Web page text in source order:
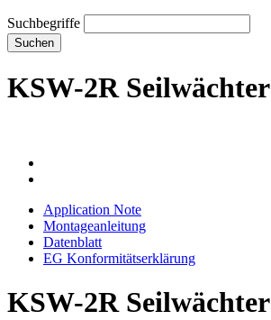
Suchbegriffe
Suchen
KSW-2R Seilwächter
Application Note
Montageanleitung
Datenblatt
EG Konformitätserklärung
KSW-2R Seilwächter